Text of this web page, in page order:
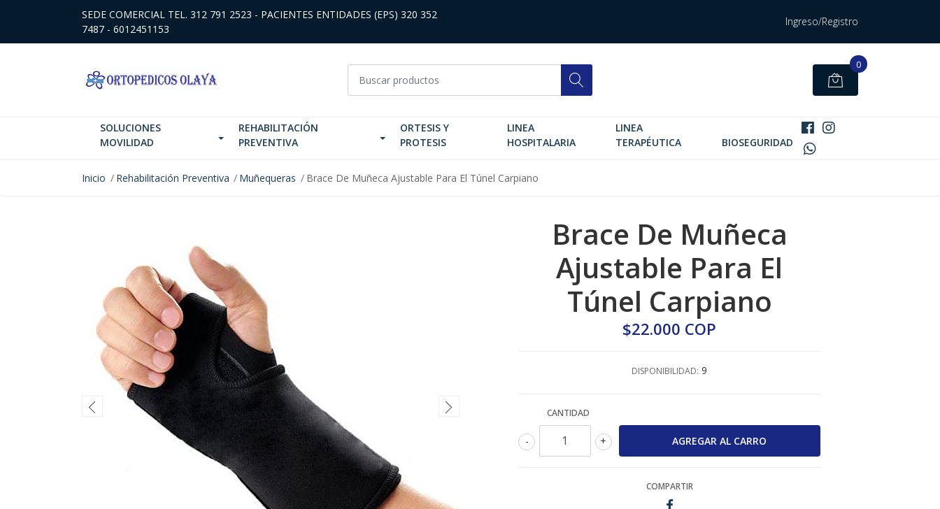
SEDE COMERCIAL TEL. 312 791 2523 - PACIENTES ENTIDADES (EPS) 320 352
7487 - 6012451153
Ingreso/Registro
0
SOLUCIONES
MOVILIDAD
REHABILITACIÓN
PREVENTIVA
ORTESIS Y
PROTESIS
LINEA
HOSPITALARIA
LINEA
TERAPÉUTICA
BIOSEGURIDAD
Inicio Rehabilitación Preventiva Muñequeras Brace De Muñeca Ajustable Para El Túnel Carpiano
Brace De Muñeca
Ajustable Para El
Túnel Carpiano
$22.000 COP
DISPONIBILIDAD: 9
CANTIDAD
+
-
COMPARTIR